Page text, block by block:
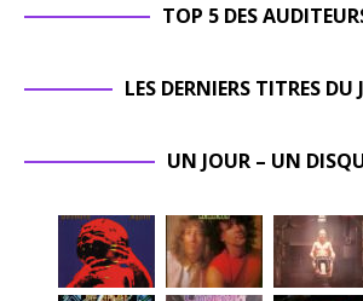
TOP 5 DES
LES DERNIERS TITRES DU
UN JOUR – UN